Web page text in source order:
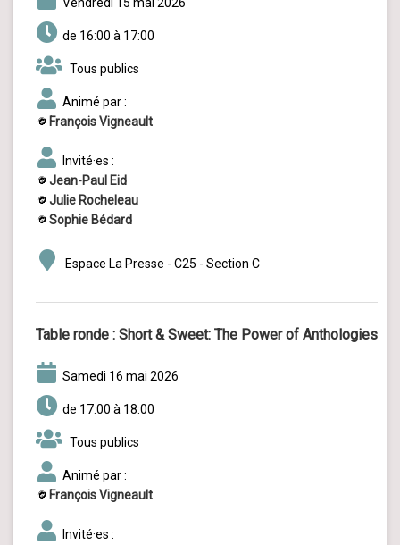
de 16:00 à 17:00
Tous publics
Animé par :
François Vigneault
Invité·es :
Jean-Paul Eid
Julie Rocheleau
Sophie Bédard
Espace La Presse - C25 - Section C
Table ronde : Short & Sweet: The Power of Anthologies
samedi 16 mai 2026
de 17:00 à 18:00
Tous publics
Animé par :
François Vigneault
Invité·es :